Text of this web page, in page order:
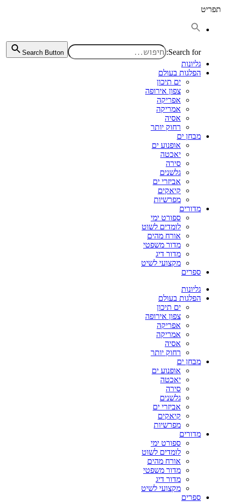
תפריט
Search for:
Search Button
גליונות
הפלגות בעולם
ים תיכון
צפון אירופה
אפריקה
אמריקה
אסיה
רחוק יותר
מבחן ים
אופנוע ים
יאכטה
סירה
גלשנים
אביזרי ים
קיאקים
מפרשיות
מדורים
ספורט ימי
לומדים לשוט
אורח מהים
מדור משפטי
מדור דיג
מקצועי לשיט
ספרים
גליונות
הפלגות בעולם
ים תיכון
צפון אירופה
אפריקה
אמריקה
אסיה
רחוק יותר
מבחן ים
אופנוע ים
יאכטה
סירה
גלשנים
אביזרי ים
קיאקים
מפרשיות
מדורים
ספורט ימי
לומדים לשוט
אורח מהים
מדור משפטי
מדור דיג
מקצועי לשיט
ספרים